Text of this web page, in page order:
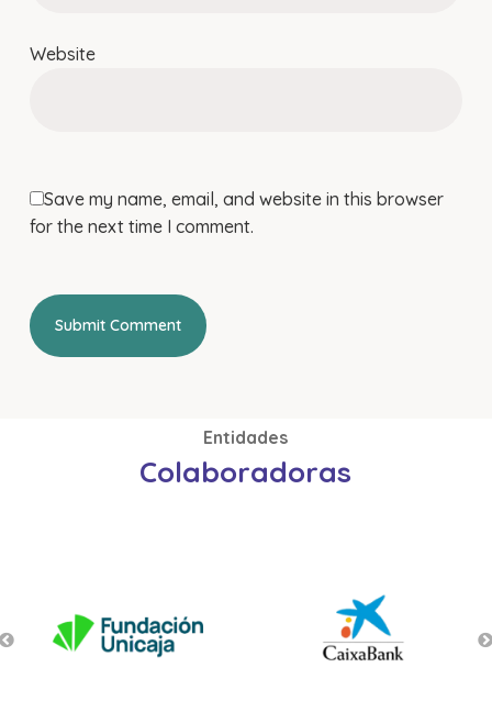
Website
Save my name, email, and website in this browser
for the next time I comment.
Entidades
Colaboradoras